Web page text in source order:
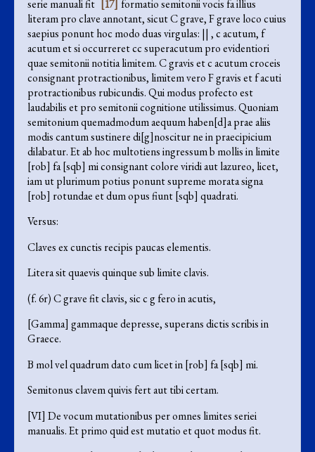
serie manuali fit [17] formatio semitonii vocis fa illius
literam pro clave annotant, sicut C grave, F grave loco cuius
saepius ponunt hoc modo duas virgulas: || , c acutum, f
acutum et si occurreret cc superacutum pro evidentiori
quae semitonii notitia limitem. C gravis et c acutum croceis
consignant protractionibus, limitem vero F gravis et f acuti
protractionibus rubicundis. Qui modus profecto est
laudabilis et pro semitonii cognitione utilissimus. Quoniam
semitonium quemadmodum aequum haben[d]a prae aliis
modis cantum sustinere di[g]noscitur ne in praecipicium
dilabatur. Et ab hoc multotiens ingressum b mollis in limite
[rob] fa [sqb] mi consignant colore viridi aut lazureo, licet,
iam ut plurimum potius ponunt supreme morata signa
[rob] rotundae et dum opus fiunt [sqb] quadrati.
Versus:
Claves ex cunctis recipis paucas elementis.
Litera sit quaevis quinque sub limite clavis.
(f. 6r) C grave fit clavis, sic c g fero in acutis,
[Gamma] gammaque depresse, superans dictis scribis in
Graece.
B mol vel quadrum dato cum licet in [rob] fa [sqb] mi.
Semitonus clavem quivis fert aut tibi certam.
[VI] De vocum mutationibus per omnes limites seriei
manualis. Et primo quid est mutatio et quot modus fit.